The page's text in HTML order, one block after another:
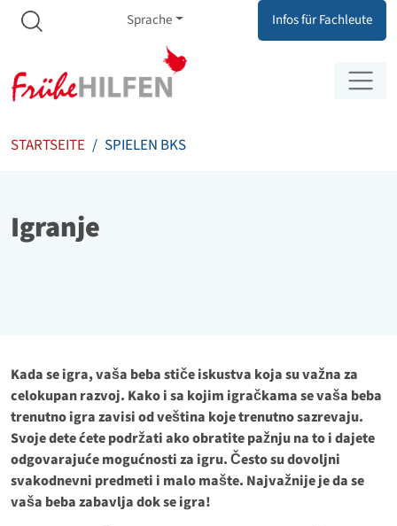
Zum Inhalt springen
Zur Navigation springen
Meta Navigation
Sprache Infos für Fachleute
STARTSEITE SPIELEN BKS
Igranje
Kada se igra, vaša beba stiče iskustva koja su važna za
celokupan razvoj. Kako i sa kojim igračkama se vaša beba
trenutno igra zavisi od veština koje trenutno sazrevaju.
Svoje dete ćete podržati ako obratite pažnju na to i dajete
odgovarajuće mogućnosti za igru. Često su dovoljni
svakodnevni predmeti i malo mašte. Najvažnije je da se
vaša beba zabavlja dok se igra!